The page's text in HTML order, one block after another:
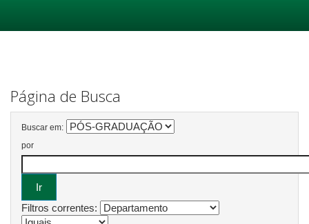
Página de Busca
Buscar em:
por
Filtros correntes: